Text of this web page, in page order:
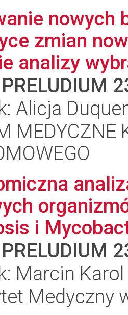
nowych
zmian
analizy
PRELUDIUM
Alicja
MEDYCZNE
i
PRELUDIUM
Marcin
Medyczny